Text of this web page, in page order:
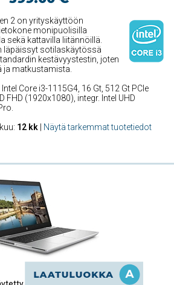
2 on yrityskäyttöön
monipuolisilla
sekä kattavilla liitännöillä.
läpäissyt sotilaskäytössä
kestävyystestin, joten
ja matkustamista.
Intel Core i3-1115G4, 16 Gt, 512 Gt PCIe
FHD (1920x1080), integr. Intel UHD
12 kk Näytä tarkemmat tuotetiedot